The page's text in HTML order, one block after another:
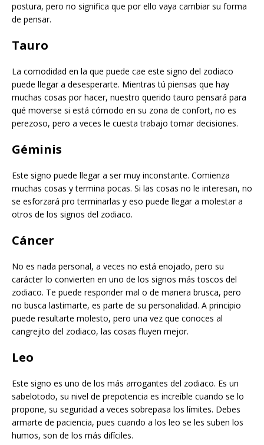
postura, pero no significa que por ello vaya cambiar su forma
de pensar.
Tauro
La comodidad en la que puede cae este signo del zodiaco
puede llegar a desesperarte. Mientras tú piensas que hay
muchas cosas por hacer, nuestro querido tauro pensará para
qué moverse si está cómodo en su zona de confort, no es
perezoso, pero a veces le cuesta trabajo tomar decisiones.
Géminis
Este signo puede llegar a ser muy inconstante. Comienza
muchas cosas y termina pocas. Si las cosas no le interesan, no
se esforzará pro terminarlas y eso puede llegar a molestar a
otros de los signos del zodiaco.
Cáncer
No es nada personal, a veces no está enojado, pero su
carácter lo convierten en uno de los signos más toscos del
zodiaco. Te puede responder mal o de manera brusca, pero
no busca lastimarte, es parte de su personalidad. A principio
puede resultarte molesto, pero una vez que conoces al
cangrejito del zodiaco, las cosas fluyen mejor.
Leo
Este signo es uno de los más arrogantes del zodiaco. Es un
sabelotodo, su nivel de prepotencia es increíble cuando se lo
propone, su seguridad a veces sobrepasa los límites. Debes
armarte de paciencia, pues cuando a los leo se les suben los
humos, son de los más difíciles.